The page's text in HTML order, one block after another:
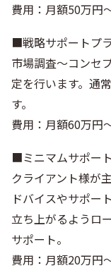
費用：月額50万円
■戦略サポートプ
市場調査～コンセ
定を行います。通
す。
費用：月額60万円
■ミニマムサポー
クライアント様が
ドバイスやサポー
立ち上がるようロ
サポート。
費用：月額20万円